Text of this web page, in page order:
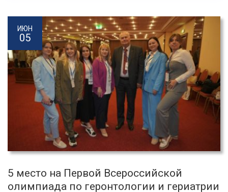
ИЮН
05
5 место на Первой Всероссийской
олимпиада по геронтологии и гериатрии